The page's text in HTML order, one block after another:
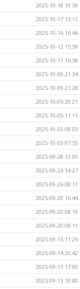
2025-10-18 19:50
2025-10-17 13:11
2025-10-16 16:46
2025-10-12 15:59
2025-10-11 16:38
2025-10-09 21:34
2025-10-09 21:28
2025-10-05 20:21
2025-10-05 11:11
2025-10-03 08:03
2025-10-03 07:55
2025-09-28 12:09
2025-09-26 14:27
2025-09-26 08:11
2025-09-20 16:44
2025-09-20 08:19
2025-09-20 08:11
2025-09-15 11:26
2025-09-14 20:42
2025-09-13 17:00
2025-09-13 10:00